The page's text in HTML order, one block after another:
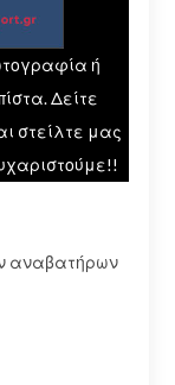
ή
Δείτε
στείλτε μας
αναβατήρων